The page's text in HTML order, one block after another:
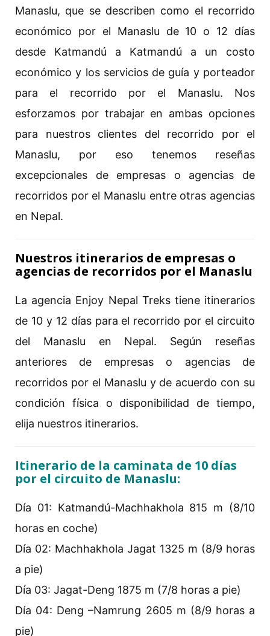
Manaslu, que se describen como el recorrido
económico por el Manaslu de 10 o 12 días
desde Katmandú a Katmandú a un costo
económico y los servicios de guía y porteador
para el recorrido por el Manaslu. Nos
esforzamos por trabajar en ambas opciones
para nuestros clientes del recorrido por el
Manaslu, por eso tenemos reseñas
excepcionales de empresas o agencias de
recorridos por el Manaslu entre otras agencias
en Nepal.
Nuestros itinerarios de empresas o
agencias de recorridos por el Manaslu
La agencia Enjoy Nepal Treks tiene itinerarios
de 10 y 12 días para el recorrido por el circuito
del Manaslu en Nepal. Según reseñas
anteriores de empresas o agencias de
recorridos por el Manaslu y de acuerdo con su
condición física o disponibilidad de tiempo,
elija nuestros itinerarios.
Itinerario de la caminata de 10 días
por el circuito de Manaslu:
Día 01: Katmandú-Machhakhola 815 m (8/10
horas en coche)
Día 02: Machhakhola Jagat 1325 m (8/9 horas
a pie)
Día 03: Jagat-Deng 1875 m (7/8 horas a pie)
Día 04: Deng –Namrung 2605 m (8/9 horas a
pie)